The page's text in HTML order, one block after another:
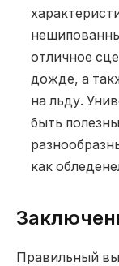
отличное
дожде, а
на льду.
быть
как
Правильный